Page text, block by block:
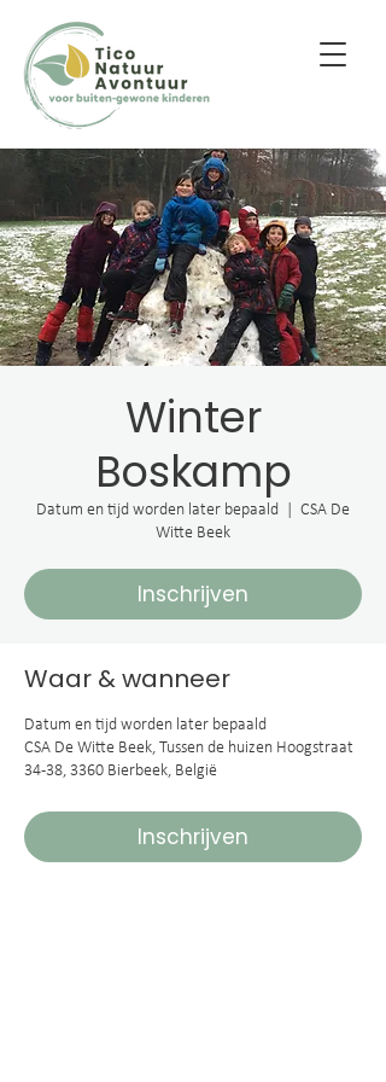
Winter
Boskamp
Datum en tijd worden later bepaald
CSA De
Witte Beek
Inschrijven
Waar & wanneer
Datum en tijd worden later bepaald
CSA De Witte Beek, Tussen de huizen Hoogstraat
34-38, 3360 Bierbeek, België
Inschrijven